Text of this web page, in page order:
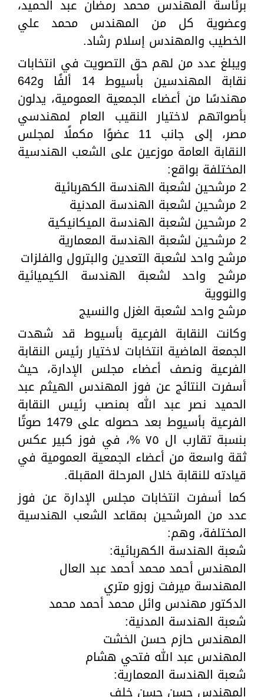
برئاسة المهندس محمد رمضان عبد الحميد،
وعضوية كل من المهندس محمد علي
الخطيب والمهندس إسلام رشاد.
ويبلغ عدد من لهم حق التصويت في انتخابات
نقابة المهندسين بأسيوط 14 ألفًا و642
مهندسًا من أعضاء الجمعية العمومية، يدلون
بأصواتهم لاختيار النقيب العام لمهندسي
مصر، إلى جانب 11 عضوًا مكملًا لمجلس
النقابة العامة موزعين على الشعب الهندسية
المختلفة بواقع:
2 مرشحين لشعبة الهندسة الكهربائية
2 مرشحين لشعبة الهندسة المدنية
2 مرشحين لشعبة الهندسة الميكانيكية
2 مرشحين لشعبة الهندسة المعمارية
مرشح واحد لشعبة التعدين والبترول والفلزات
مرشح واحد لشعبة الهندسة الكيميائية
والنووية
مرشح واحد لشعبة الغزل والنسيج
وكانت النقابة الفرعية بأسيوط قد شهدت
الجمعة الماضية انتخابات لاختيار رئيس النقابة
الفرعية ونصف أعضاء مجلس الإدارة، حيث
أسفرت النتائج عن فوز المهندس الهيثم عبد
الحميد نصر عبد الله بمنصب رئيس النقابة
الفرعية بأسيوط بعد حصوله على 1479 صوتًا
بنسبة تقارب ال ٧٥ %، في فوز كبير عكس
ثقة واسعة من أعضاء الجمعية العمومية في
قيادته للنقابة خلال المرحلة المقبلة.
كما أسفرت انتخابات مجلس الإدارة عن فوز
عدد من المرشحين بمقاعد الشعب الهندسية
المختلفة، وهم:
شعبة الهندسة الكهربائية:
المهندس أحمد محمد أحمد عبد العال
المهندسة ميرفت زوزو متري
الدكتور مهندس وائل محمد أحمد محمد
شعبة الهندسة المدنية:
المهندس حازم حسن الخشت
المهندس عبد الله فتحي هشام
شعبة الهندسة المعمارية:
المهندس حسن حسن خلف